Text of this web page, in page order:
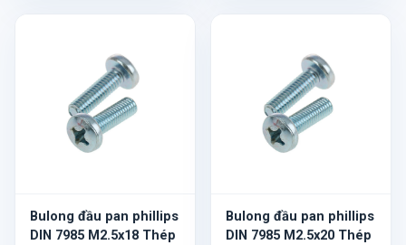
Bulong đầu pan phillips
DIN 7985 M2.5x18 Thép
Bulong đầu pan phillips
DIN 7985 M2.5x20 Thép